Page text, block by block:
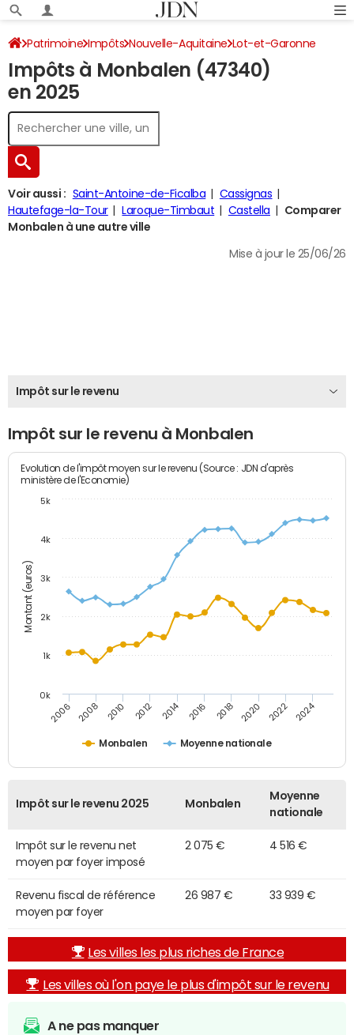
Patrimoine Impôts Nouvelle-Aquitaine Lot-et-Garonne
Monbalen Impôt sur le revenu
Impôts à Monbalen (47340)
en 2025
Voir aussi : Saint-Antoine-de-Ficalba
Cassignas
Hautefage-la-Tour
Laroque-Timbaut Castella
Comparer
Monbalen à une autre ville
Mise à jour le 25/06/26
Impôt sur le revenu
Impôt sur le revenu à Monbalen
Montant (euros)
Evolution de l'impôt moyen sur le revenu (Source : JDN d'après
ministère de l'Economie)
Monbalen Moyenne nationale
2006 2008 2010 2012 2014 2016 2018 2020 2022 2024
0k
1k
2k
3k
4k
5k
Impôt sur le revenu 2025 Monbalen
Moyenne
nationale
Impôt sur le revenu net
moyen par foyer imposé
2 075 € 4 516 €
Revenu fiscal de référence
moyen par foyer
26 987 € 33 939 €
Les villes les plus riches de France
Les villes où l'on paye le plus d'impôt sur le revenu
A ne pas manquer